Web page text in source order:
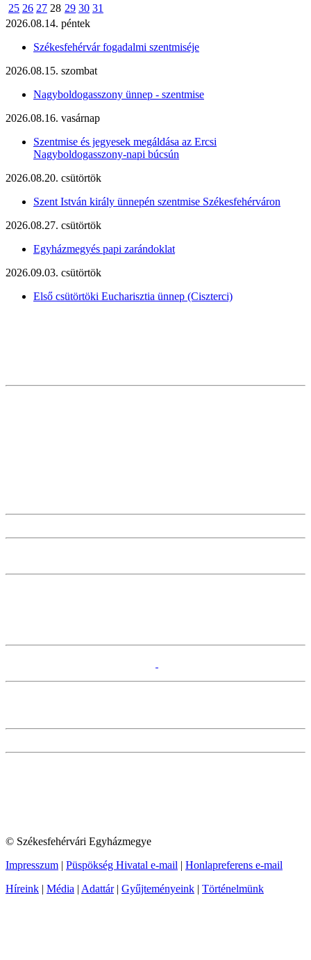
25 26 27 28 29 30 31
2026.08.14. péntek
Székesfehérvár fogadalmi szentmiséje
2026.08.15. szombat
Nagyboldogasszony ünnep - szentmise
2026.08.16. vasárnap
Szentmise és jegyesek megáldása az Ercsi
Nagyboldogasszony-napi búcsún
2026.08.20. csütörtök
Szent István király ünnepén szentmise Székesfehérváron
2026.08.27. csütörtök
Egyházmegyés papi zarándoklat
2026.09.03. csütörtök
Első csütörtöki Eucharisztia ünnep (Ciszterci)
© Székesfehérvári Egyházmegye
Impresszum | Püspökség Hivatal e-mail | Honlapreferens e-mail
Híreink | Média | Adattár| Gyűjteményeink | Történelmünk